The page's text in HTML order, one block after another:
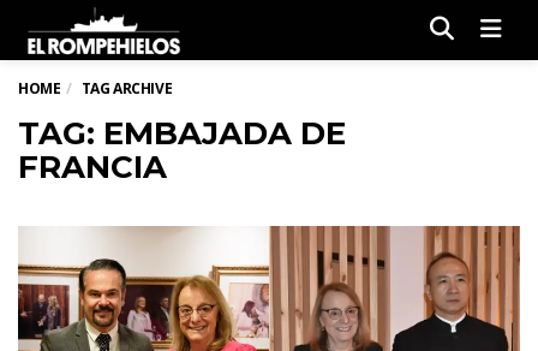
HOME TAG ARCHIVE
TAG: EMBAJADA DE
FRANCIA